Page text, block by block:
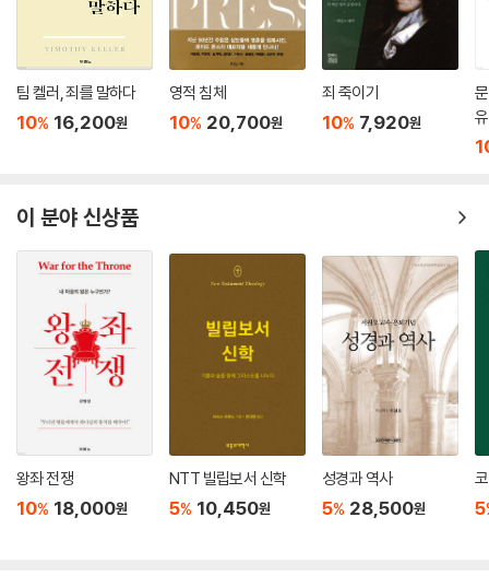
사역이 참으로 분리할 수 없는 것인 나머지, 성신의 임재는 곧 그리스도의
임재가 됩니다. 바울은 사실상 오순절의 사건을 한 줄로 요약하는 문장에
서, 부활로써 영화롭게 되신 그리스도께서 마지막 아담으로서 “살려주는
영”(생명을 주시는 성신)이 되셨다고 말함으로써 바로 그 사실을 표현하
고 있습니다. 나중에 바울은 “주(그리스도)는 영(성신)이시니”(고후 3:1
우리가 어떻게 성신으로 충만을 받아야 합니까? ‘기도’와 ‘하나님의 말
씀’의 중요성에 대하여 방금 살펴본 것을 생각하면, 웨스트민스터 소요리
문답 제90문의 답에서 한 표현보다 더 나은 대답이 없을 것입니다. “……
우리는 부지런함과 준비와 기도로써 말씀에 집중하며, 그 말씀을 믿음과
사랑으로 받아들이고, 우리의 마음에 간직하고, 우리의 생활에서 실천해
야 합니다.” 그러는 가운데 성신을 통하여 그리고 그분의 능력을 계속하여
구하는 가운데, 우리는 더욱 더 성신의 충만함을 얻게 될 것입니다.
팀 켈러, 죄를 말하다
10% 16,200원
영적 침체
10% 20,700원
죄 죽이기
10% 7,920원
이 분야 신상품
왕좌 전쟁
10% 18,000원
NTT 빌립보서 신학
5% 10,450원
성경과 역사
5% 28,500원 5